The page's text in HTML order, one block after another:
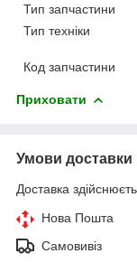
Тип запчастини
Тип техніки
Код запчастини
Приховати
Умови доставки
Доставка
Нова Пошта
Самовивіз